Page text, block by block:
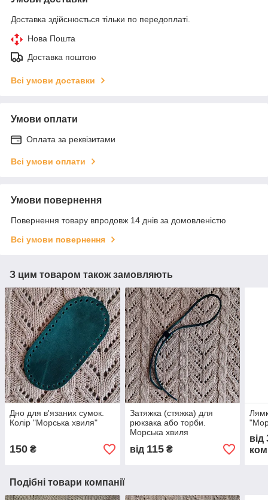
Доставка здійснюється тільки по передоплаті.
Нова Пошта
Доставка поштою
Всі умови доставки
Умови оплати
Оплата за реквізитами
Всі умови оплати
Умови повернення
Повернення товару впродовж 14 днів за домовленістю
Всі умови повернення
З цим товаром також замовляють
Дно для в'язаних сумок.
Колір "Морська хвиля"
150 ₴
Затяжка (стяжка) для
рюкзака або торби.
Морська хвиля
від 115₴
від
Подібні товари компанії